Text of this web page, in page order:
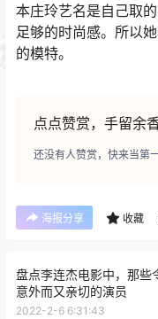
本庄玲艺名是自己取
足够的时尚感。所以
的模特。
点点赞赏，手留余
还没有人赞赏，快来当第
海报分享 收藏
盘点李连杰电影中，那些
意外而又亲切的演员
2022-2-6 6:31:43